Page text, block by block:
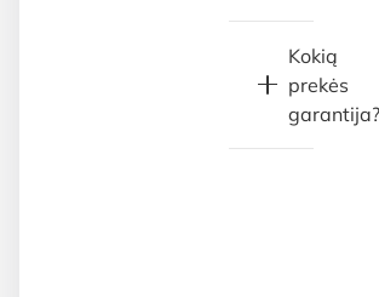
Kokią
prekės
garantija?